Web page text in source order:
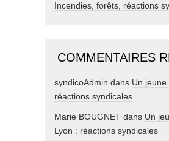
Incendies, forêts, réactions
COMMENTAIRES
syndicoAdmin dans Un jeune
réactions syndicales
Marie BOUGNET dans Un
Lyon : réactions syndicales